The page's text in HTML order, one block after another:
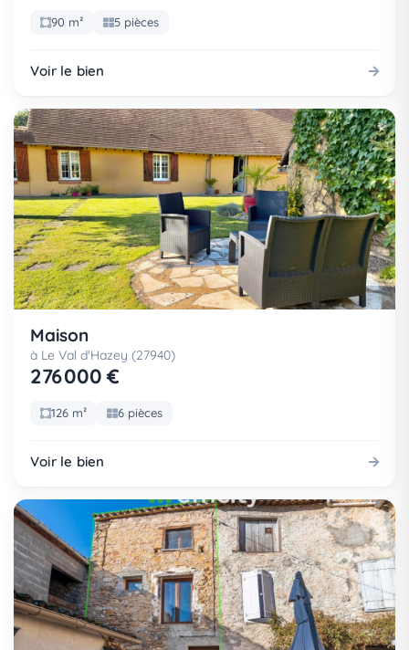
90 m² 5 pièces
Voir le bien
Maison
à Le Val d'Hazey (27940)
276 000 €
126 m² 6 pièces
Voir le bien